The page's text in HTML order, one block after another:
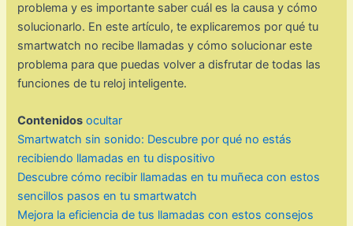
problema y es importante saber cuál es la causa y cómo
solucionarlo. En este artículo, te explicaremos por qué tu
smartwatch no recibe llamadas y cómo solucionar este
problema para que puedas volver a disfrutar de todas las
funciones de tu reloj inteligente.
Contenidos ocultar
Smartwatch sin sonido: Descubre por qué no estás
recibiendo llamadas en tu dispositivo
Descubre cómo recibir llamadas en tu muñeca con estos
sencillos pasos en tu smartwatch
Mejora la eficiencia de tus llamadas con estos consejos